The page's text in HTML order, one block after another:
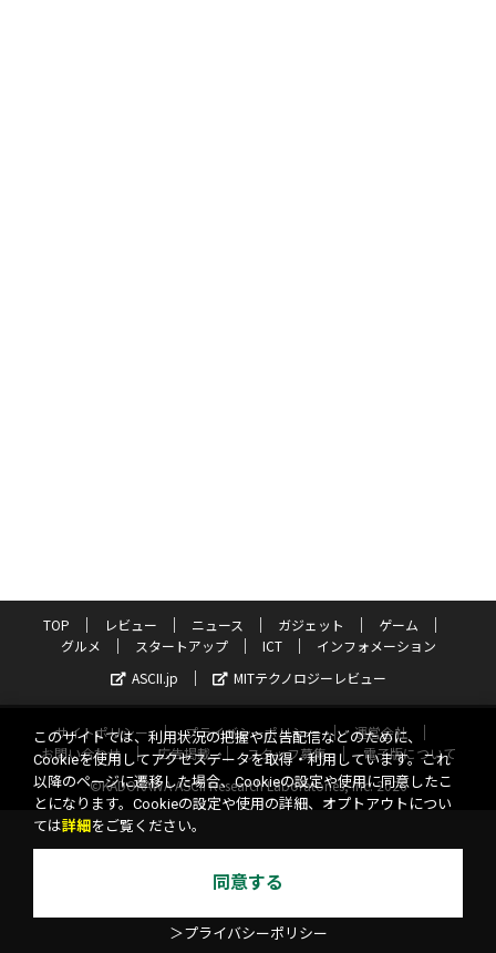
TOP レビュー ニュース ガジェット
ゲーム
グルメ
スタートアップ ICT
インフォメーション
ASCII.jp
MITテクノロジーレビュー
サイトポリシー プライバシーポリシー
運営会社
お問い合わせ
広告掲載 スタッフ募集
電子版について
©KADOKAWA ASCII Research Laboratories, Inc. 2026
このサイトでは、利用状況の把握や広告配信などのために、
Cookieを使用してアクセスデータを取得・利用しています。これ
以降のページに遷移した場合、Cookieの設定や使用に同意したこ
とになります。Cookieの設定や使用の詳細、オプトアウトについ
ては詳細 をご覧ください。
同意する
＞プライバシーポリシー